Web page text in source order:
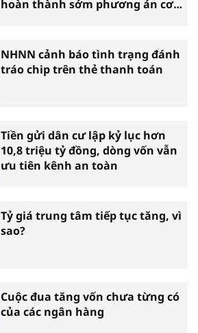
hoàn thành sớm phương án cơ
NHNN cảnh báo tình trạng đánh
tráo chip trên thẻ thanh toán
Tiền gửi dân cư lập kỷ lục hơn
10,8 triệu tỷ đồng, dòng vốn vẫn
ưu tiên kênh an toàn
Tỷ giá trung tâm tiếp tục tăng, vì
sao?
Cuộc đua tăng vốn chưa từng có
của các ngân hàng